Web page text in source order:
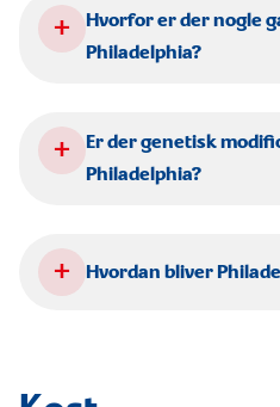
+
Hvorfor er der nogle
Philadelphia?
+
Er der genetisk
Philadelphia?
+ Hvordan bliver